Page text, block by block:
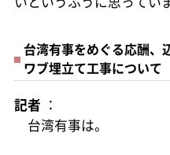
台湾有事をめぐる応酬、
ワブ埋立て工事について
記者 ：
台湾有事は。